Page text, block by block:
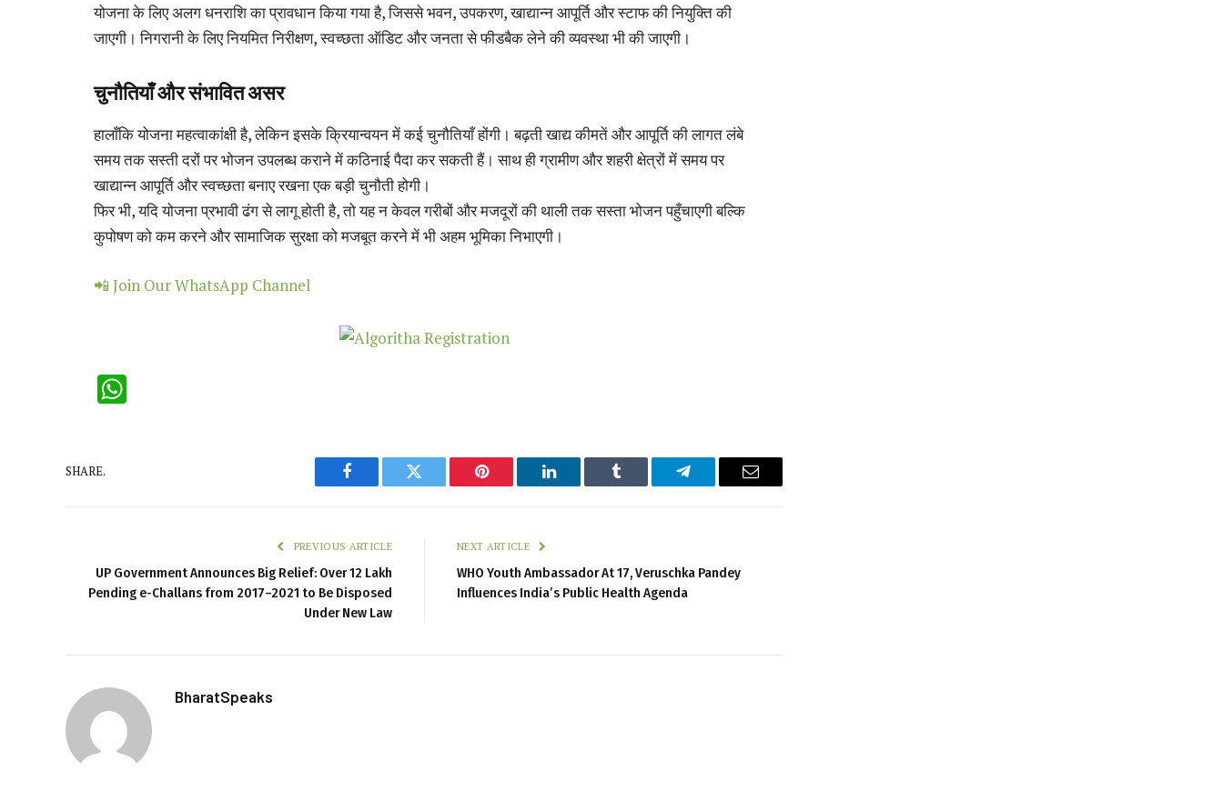
योजना के लिए अलग धनराशि का प्रावधान किया गया है, जिससे भवन, उपकरण, खाद्यान्न आपूर्ति और स्टाफ की नियुक्ति की
जाएगी। निगरानी के लिए नियमित निरीक्षण, स्वच्छता ऑडिट और जनता से फीडबैक लेने की व्यवस्था भी की जाएगी।
चुनौतियाँ और संभावित असर
हालाँकि योजना महत्वाकांक्षी है, लेकिन इसके क्रियान्वयन में कई चुनौतियाँ होंगी। बढ़ती खाद्य कीमतें और आपूर्ति की लागत लंबे
समय तक सस्ती दरों पर भोजन उपलब्ध कराने में कठिनाई पैदा कर सकती हैं। साथ ही ग्रामीण और शहरी क्षेत्रों में समय पर
खाद्यान्न आपूर्ति और स्वच्छता बनाए रखना एक बड़ी चुनौती होगी।
फिर भी, यदि योजना प्रभावी ढंग से लागू होती है, तो यह न केवल गरीबों और मजदूरों की थाली तक सस्ता भोजन पहुँचाएगी बल्कि
कुपोषण को कम करने और सामाजिक सुरक्षा को मजबूत करने में भी अहम भूमिका निभाएगी।
📲 Join Our WhatsApp Channel
SHARE.
Facebook Twitter Pinterest LinkedIn Tumblr Telegram Email
PREVIOUS ARTICLE
UP Government Announces Big Relief: Over 12 Lakh
Pending e-Challans from 2017–2021 to Be Disposed
Under New Law
NEXT ARTICLE
WHO Youth Ambassador At 17, Veruschka Pandey
Influences India’s Public Health Agenda
BharatSpeaks